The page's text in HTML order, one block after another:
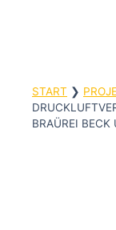
START ❯
BRAÜREI BECK